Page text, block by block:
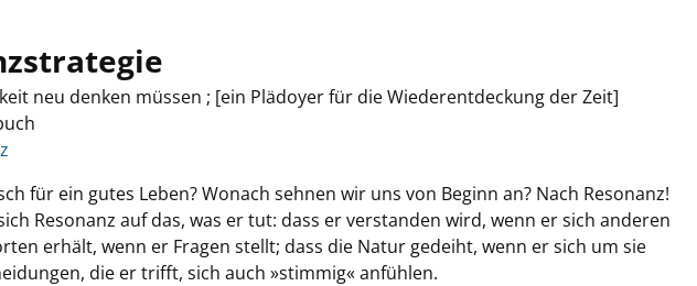
neu denken müssen ; [ein Plädoyer für die Wiederentdeckung der Zeit]
Verfasser
für ein gutes Leben? Wonach sehnen wir uns von Beginn an? Nach Resonanz!
Resonanz auf das, was er tut: dass er verstanden wird, wenn er sich anderen
erhält, wenn er Fragen stellt; dass die Natur gedeiht, wenn er sich um sie
die er trifft, sich auch »stimmig« anfühlen.